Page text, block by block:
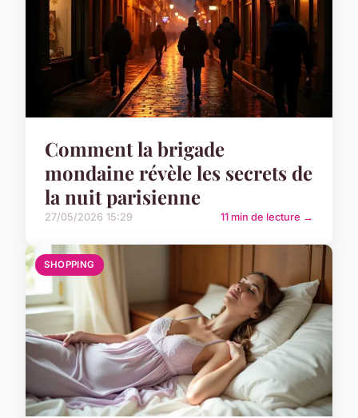
Comment la brigade
mondaine révèle les secrets de
la nuit parisienne
27/05/2026 15:29 11 min de lecture →
SHOPPING